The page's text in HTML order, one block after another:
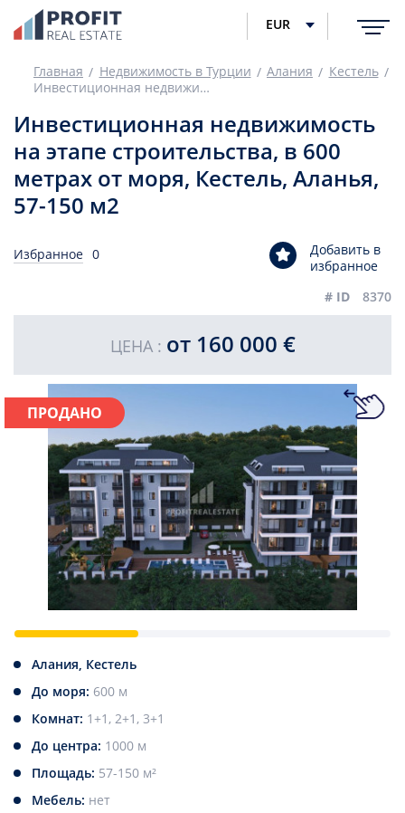
EUR
Главная Недвижимость в Турции Алания
Кестель
Инвестиционная недвижимость на этапе строительства, в 600 метрах от моря, Кестель, Аланья, 57-150 м2
Инвестиционная недвижимость
на этапе строительства, в 600
метрах от моря, Кестель, Аланья,
57-150 м2
Избранное 0
Добавить в
избранное
# ID
8370
ЦЕНА : от 160 000 €
ПРОДАНО
Алания, Кестель
До моря: 600 м
Комнат: 1+1, 2+1, 3+1
До центра: 1000 м
Площадь: 57-150 м²
Мебель: нет